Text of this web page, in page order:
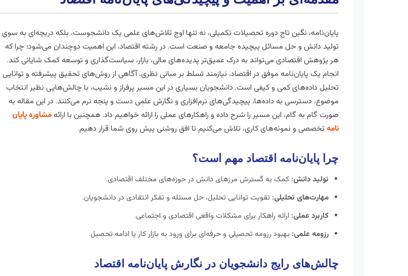
پایان‌نامه، نگین تاج دوره تحصیلات تکمیلی، نه تنها اوج تلاش‌های علمی یک دانشجوست، بلکه دریچه‌ای به سوی
تولید دانش و حل مسائل پیچیده جامعه و صنعت است. در رشته اقتصاد، این اهمیت دوچندان می‌شود؛ چرا که
هر پژوهش اقتصادی می‌تواند به درک عمیق‌تر پدیده‌های مالی، بازار، سیاست‌گذاری و توسعه کمک شایانی کند.
انجام یک پایان‌نامه موفق در اقتصاد، نیازمند تسلط بر مبانی نظری، آگاهی از روش‌های تحقیق پیشرفته و توانایی
تحلیل داده‌های کمی و کیفی است. دانشجویان بسیاری در این مسیر پرفراز و نشیب، با چالش‌هایی نظیر انتخاب
موضوع، دسترسی به داده‌ها، پیچیدگی‌های نرم‌افزاری و نگارش علمی دست و پنجه نرم می‌کنند. در این مقاله به
صورت گام به گام، این مسیر را شرح داده و راهکارهای عملی را ارائه خواهیم داد. همچنین با ارائهمشاوره پایان
نامه تخصصی و نمونه‌های کاری، تلاش می‌کنیم تا افق روشنی پیش روی شما قرار دهیم.
چرا پایان‌نامه اقتصاد مهم است؟
تولید دانش: کمک به گسترش مرزهای دانش در حوزه‌های مختلف اقتصادی.
مهارت‌های تحلیلی: تقویت توانایی تحلیل، حل مسئله و تفکر انتقادی در دانشجویان.
کاربرد عملی: ارائه راهکار برای مشکلات واقعی اقتصادی و اجتماعی.
رزومه علمی: بهبود رزومه تحصیلی و حرفه‌ای برای ورود به بازار کار یا ادامه تحصیل.
چالش‌های رایج دانشجویان در نگارش پایان‌نامه اقتصاد